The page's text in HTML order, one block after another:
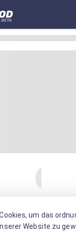
um das
Website zu